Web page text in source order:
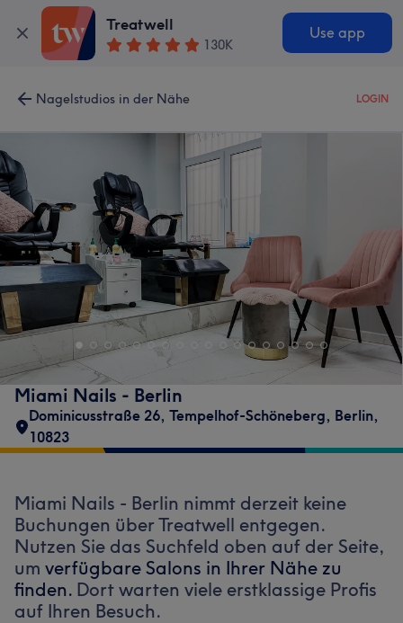
Treatwell
130K
Use app
Nagelstudios in der Nähe LOGIN
Miami Nails - Berlin
Dominicusstraße 26, Tempelhof-Schöneberg, Berlin,
10823
Miami Nails - Berlin nimmt derzeit keine
Buchungen über Treatwell entgegen.
Nutzen Sie das Suchfeld oben auf der Seite,
um verfügbare Salons in Ihrer Nähe zu
finden. Dort warten viele erstklassige Profis
auf Ihren Besuch.